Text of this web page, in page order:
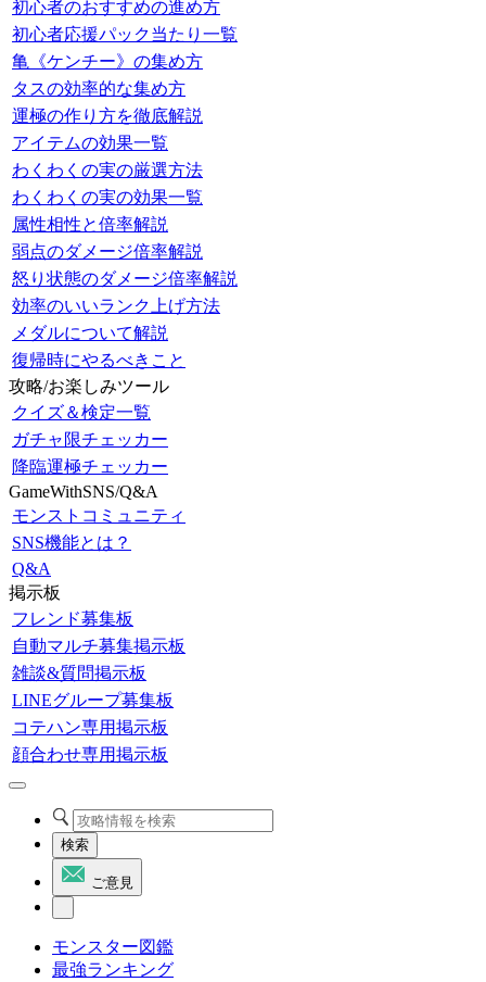
初心者のおすすめの進め方
初心者応援パック当たり一覧
亀《ケンチー》の集め方
タスの効率的な集め方
運極の作り方を徹底解説
アイテムの効果一覧
わくわくの実の厳選方法
わくわくの実の効果一覧
属性相性と倍率解説
弱点のダメージ倍率解説
怒り状態のダメージ倍率解説
効率のいいランク上げ方法
メダルについて解説
復帰時にやるべきこと
攻略/お楽しみツール
クイズ＆検定一覧
ガチャ限チェッカー
降臨運極チェッカー
GameWithSNS/Q&A
モンストコミュニティ
SNS機能とは？
Q&A
掲示板
フレンド募集板
自動マルチ募集掲示板
雑談&質問掲示板
LINEグループ募集板
コテハン専用掲示板
顔合わせ専用掲示板
検索
ご意見
モンスター図鑑
最強ランキング